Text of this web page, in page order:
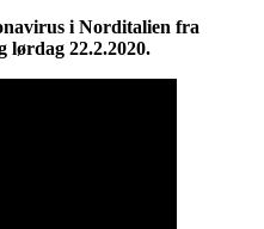
i Norditalien fra
lørdag 22.2.2020.